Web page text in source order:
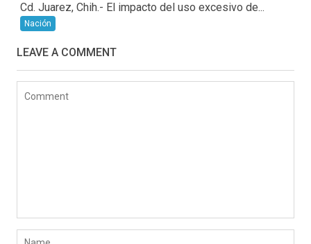
Cd. Juarez, Chih.- El impacto del uso excesivo de...
Nación
LEAVE A COMMENT